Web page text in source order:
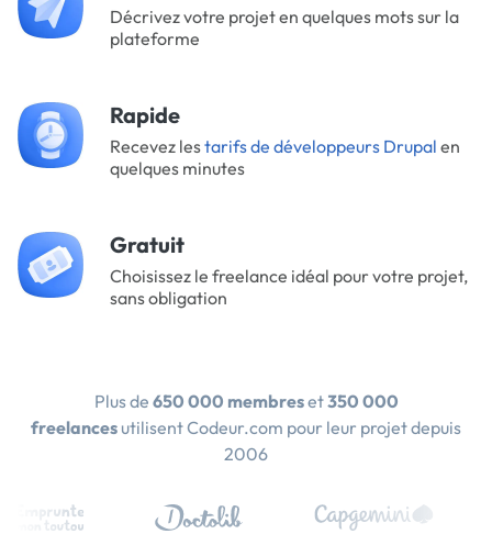
Décrivez votre projet en quelques mots sur la
plateforme
Rapide
Recevez lestarifs de développeurs Drupal en
quelques minutes
Gratuit
Choisissez le freelance idéal pour votre projet,
sans obligation
Plus de 650 000 membreset350 000
freelances utilisent Codeur.com pour leur projet depuis
2006